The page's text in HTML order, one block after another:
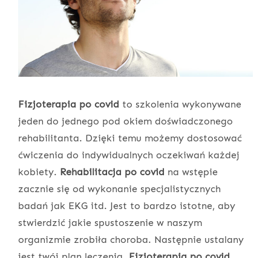
Fizjoterapia po covid to szkolenia wykonywane
jeden do jednego pod okiem doświadczonego
rehabilitanta. Dzięki temu możemy dostosować
ćwiczenia do indywidualnych oczekiwań każdej
kobiety. Rehabilitacja po covid na wstępie
zacznie się od wykonanie specjalistycznych
badań jak EKG itd. Jest to bardzo istotne, aby
stwierdzić jakie spustoszenie w naszym
organizmie zrobiła choroba. Następnie ustalany